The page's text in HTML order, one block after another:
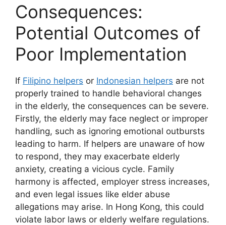
Consequences:
Potential Outcomes of
Poor Implementation
If Filipino helpers or Indonesian helpers are not
properly trained to handle behavioral changes
in the elderly, the consequences can be severe.
Firstly, the elderly may face neglect or improper
handling, such as ignoring emotional outbursts
leading to harm. If helpers are unaware of how
to respond, they may exacerbate elderly
anxiety, creating a vicious cycle. Family
harmony is affected, employer stress increases,
and even legal issues like elder abuse
allegations may arise. In Hong Kong, this could
violate labor laws or elderly welfare regulations.